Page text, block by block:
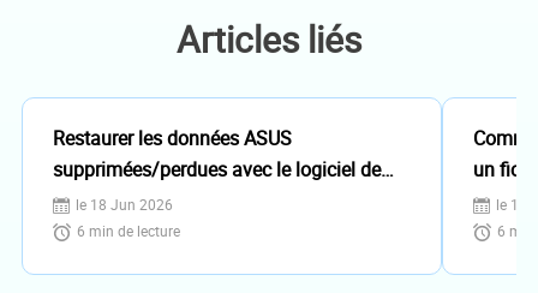
vous pouvez lui contacter par Facebook
ou Twitter, à bientôt!…
Articles liés
Restaurer les données ASUS
supprimées/perdues avec le logiciel de
récupération de données ASUS
le 18 Jun 2026
6 min de lecture
un
le 18
6 min